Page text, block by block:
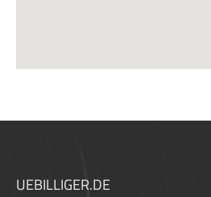
UEBILLIGER.DE